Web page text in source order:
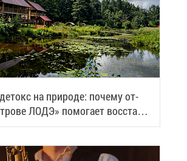
на при­ро­де: по­че­му от­
ЛОДЭ» по­мо­га­ет вос­ста­но­